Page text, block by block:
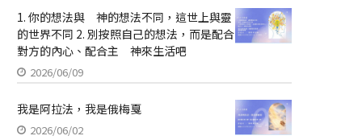
1. 你的想法與 神的想法不同，這世上與靈
的世界不同 2. 別按照自己的想法，而是配合
對方的內心、配合主 神來生活吧
2026/06/09
我是阿拉法，我是俄梅戛
2026/06/02